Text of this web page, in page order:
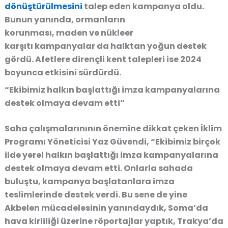
dönüştürülmesini talep eden kampanya oldu.
Bunun yanında, ormanların
korunması, madenvenükleer
karşıtı kampanyalar da halktan yoğun destek
gördü.Afetlere dirençli kent talepleri ise 2024
boyunca etkisini sürdürdü.
“Ekibimiz halkın başlattığı imza kampanyalarına
destek olmaya devam etti”
Saha çalışmalarınının önemine dikkat çeken İklim
Programı Yöneticisi Yaz Güvendi, “Ekibimiz birçok
ilde yerel halkın başlattığı imza kampanyalarına
destek olmaya devam etti. Onlarla sahada
buluştu, kampanya başlatanlara imza
teslimlerinde destek verdi. Bu sene de yine
Akbelen mücadelesinin yanındaydık, Soma’da
hava kirliliği üzerine röportajlar yaptık, Trakya’da